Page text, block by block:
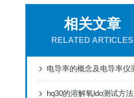
相关文章
RELATED ARTICLES